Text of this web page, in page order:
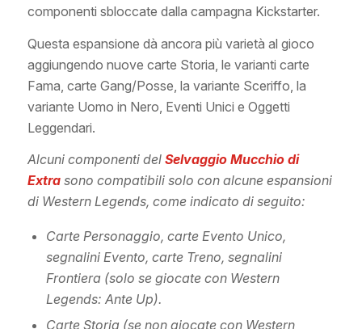
componenti sbloccate dalla campagna Kickstarter.
Questa espansione dà ancora più varietà al gioco
aggiungendo nuove carte Storia, le varianti carte
Fama, carte Gang/Posse, la variante Sceriffo, la
variante Uomo in Nero, Eventi Unici e Oggetti
Leggendari.
Alcuni componenti del Selvaggio Mucchio di
Extrasono compatibili solo con alcune espansioni
di Western Legends, come indicato di seguito:
Carte Personaggio, carte Evento Unico,
segnalini Evento, carte Treno, segnalini
Frontiera (solo se giocate con Western
Legends: Ante Up).
Carte Storia (se non giocate con Western